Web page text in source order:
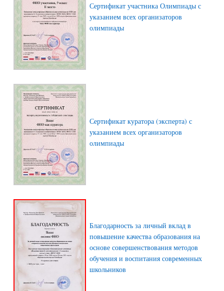
Сертификат участника Олимпиады с
указанием всех организаторов
олимпиады
Сертификат куратора (эксперта) с
указанием всех организаторов
олимпиады
Благодарность за личный вклад в
повышение качества образования на
основе совершенствования методов
обучения и воспитания современных
школьников